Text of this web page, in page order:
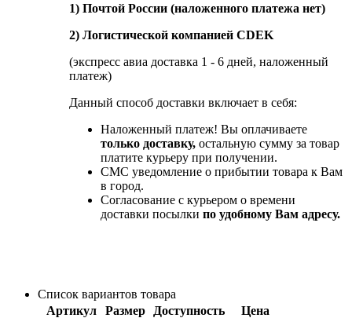
1) Почтой России (наложенного платежа нет)
2) Логистической компанией CDEK
(экспресс авиа доставка 1 - 6 дней, наложенный
платеж)
Данный способ доставки включает в себя:
Наложенный платеж! Вы оплачиваете
только доставку, остальную сумму за товар
платите курьеру при получении.
СМС уведомление о прибытии товара к Вам
в город.
Согласование с курьером о времени
доставки посылки по удобному Вам адресу.
Список вариантов товара
Артикул
Размер Доступность
Цена